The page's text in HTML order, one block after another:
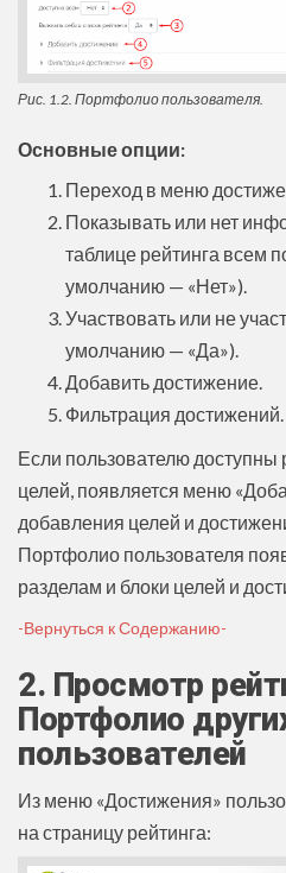
Рис. 1.2. Портфолио пользователя.
Основные опции:
Переход в меню
Показывать или нет
таблице рейтинга всем
умолчанию — «Нет»).
Участвовать или не
умолчанию — «Да»).
Добавить достижение.
Фильтрация достижений.
Если пользователю
целей, появляется меню
добавления целей и
Портфолио пользователя
разделам и блоки целей и
-Вернуться к Содержанию-
2. Просмотр
Портфолио
пользователей
Из меню «Достижения»
на страницу рейтинга: